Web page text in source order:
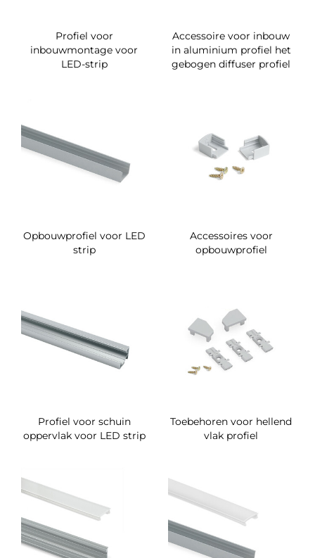
Profiel voor
inbouwmontage voor
LED-strip
Accessoire voor inbouw
in aluminium profiel het
gebogen diffuser profiel
Opbouwprofiel voor LED
strip
Accessoires voor
opbouwprofiel
Profiel voor schuin
oppervlak voor LED strip
Toebehoren voor hellend
vlak profiel